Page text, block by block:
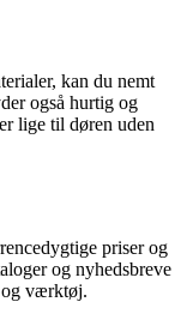
kan du nemt
også hurtig og
lige til døren uden
priser og
og nyhedsbreve
og værktøj.